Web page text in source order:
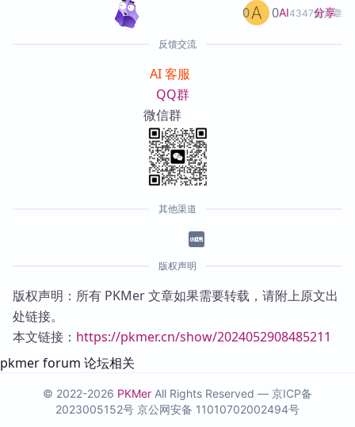
AI4347篇文章
0 0 分享
反馈交流
AI 客服
QQ群
微信群
其他渠道
版权声明
版权声明：所有 PKMer 文章如果需要转载，请附上原文出
处链接。
本文链接： https://pkmer.cn/show/2024052908485211
pkmer forum 论坛相关
© 2022-2026 PKMer All Rights Reserved — 京ICP备
2023005152号 京公网安备 11010702002494号